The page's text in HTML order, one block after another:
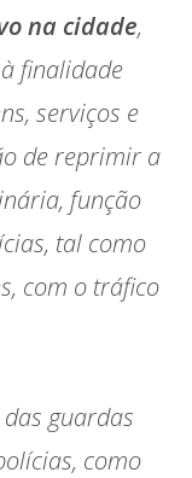
na cidade,
finalidade
serviços e
de reprimir a
função
tal como
com o tráfico
guardas
como